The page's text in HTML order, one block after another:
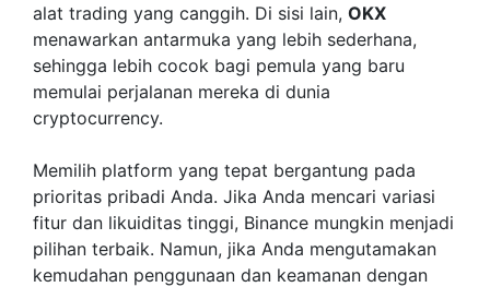
alat trading yang canggih. Di sisi lain, OKX
menawarkan antarmuka yang lebih sederhana,
sehingga lebih cocok bagi pemula yang baru
memulai perjalanan mereka di dunia
cryptocurrency.
Memilih platform yang tepat bergantung pada
prioritas pribadi Anda. Jika Anda mencari variasi
fitur dan likuiditas tinggi, Binance mungkin menjadi
pilihan terbaik. Namun, jika Anda mengutamakan
kemudahan penggunaan dan keamanan dengan